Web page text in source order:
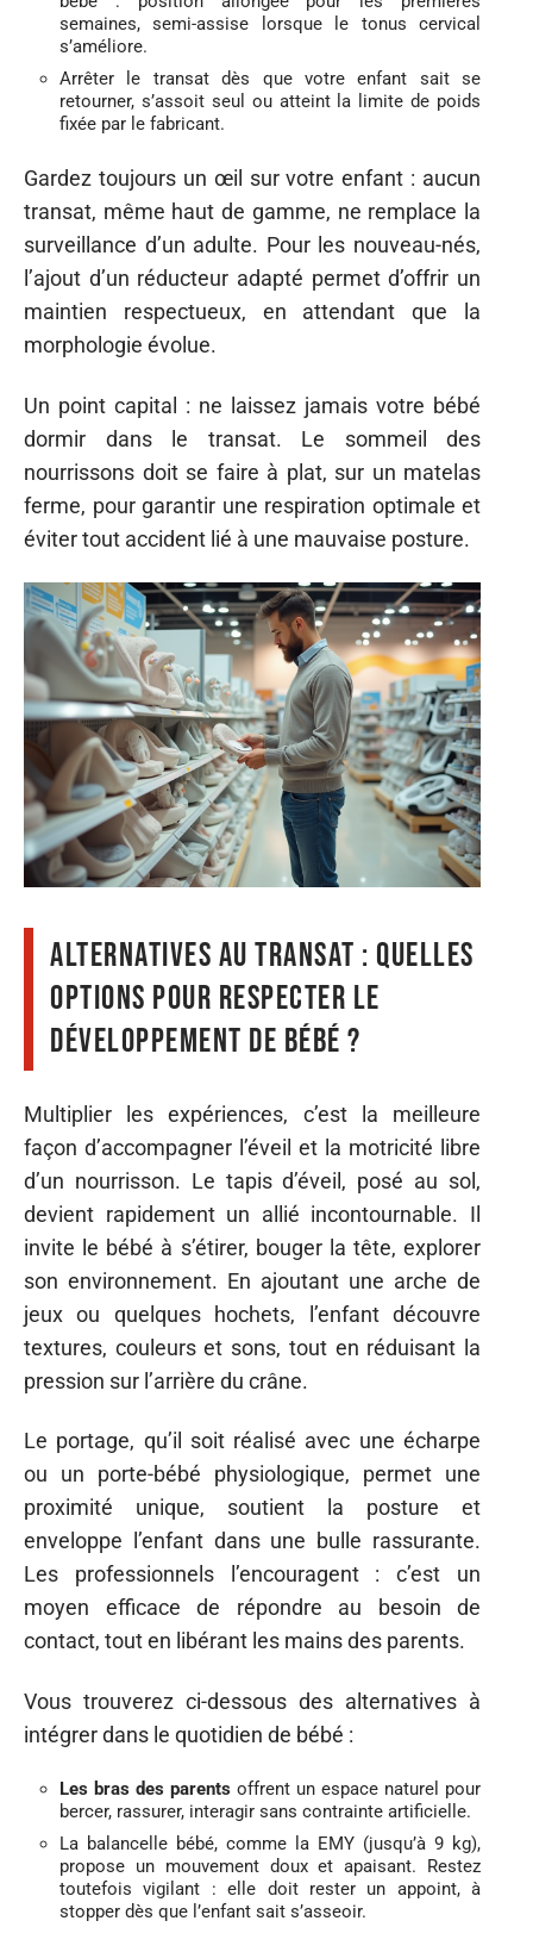
semaines, semi-assise lorsque le tonus cervical
s’améliore.
Arrêter le transat dès que votre enfant sait se
retourner, s’assoit seul ou atteint la limite de poids
fixée par le fabricant.
Gardez toujours un œil sur votre enfant : aucun
transat, même haut de gamme, ne remplace la
surveillance d’un adulte. Pour les nouveau-nés,
l’ajout d’un réducteur adapté permet d’offrir un
maintien respectueux, en attendant que la
morphologie évolue.
Un point capital : ne laissez jamais votre bébé
dormir dans le transat. Le sommeil des
nourrissons doit se faire à plat, sur un matelas
ferme, pour garantir une respiration optimale et
éviter tout accident lié à une mauvaise posture.
Alternatives au transat : quelles
options pour respecter le
développement de bébé ?
Multiplier les expériences, c’est la meilleure
façon d’accompagner l’éveil et la motricité libre
d’un nourrisson. Le tapis d’éveil, posé au sol,
devient rapidement un allié incontournable. Il
invite le bébé à s’étirer, bouger la tête, explorer
son environnement. En ajoutant une arche de
jeux ou quelques hochets, l’enfant découvre
textures, couleurs et sons, tout en réduisant la
pression sur l’arrière du crâne.
Le portage, qu’il soit réalisé avec une écharpe
ou un porte-bébé physiologique, permet une
proximité unique, soutient la posture et
enveloppe l’enfant dans une bulle rassurante.
Les professionnels l’encouragent : c’est un
moyen efficace de répondre au besoin de
contact, tout en libérant les mains des parents.
Vous trouverez ci-dessous des alternatives à
intégrer dans le quotidien de bébé :
Les bras des parents offrent un espace naturel pour
bercer, rassurer, interagir sans contrainte artificielle.
La balancelle bébé, comme la EMY (jusqu’à 9 kg),
propose un mouvement doux et apaisant. Restez
toutefois vigilant : elle doit rester un appoint, à
stopper dès que l’enfant sait s’asseoir.